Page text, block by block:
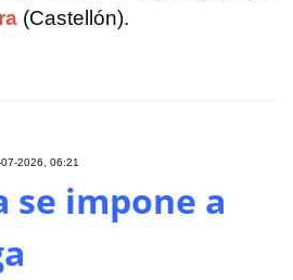
(Castellón).
2026, 06:21
se impone a